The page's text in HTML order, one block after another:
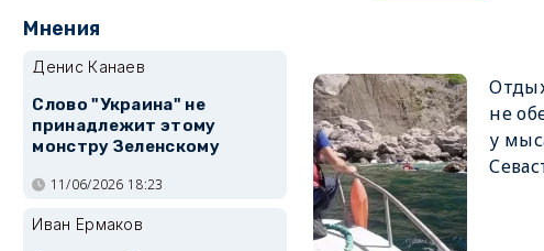
не
у
Мнения
Денис Канаев
Слово "Украина" не
принадлежит этому
монстру Зеленскому
11/06/2026 18:23
Иван Ермаков